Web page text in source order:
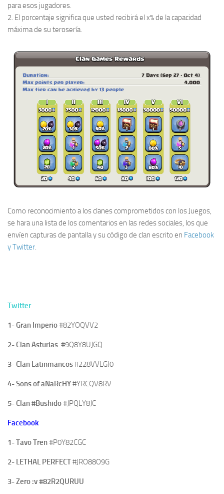
para esos jugadores.
2. El porcentaje significa que usted recibirá el x% de la capacidad
máxima de su terosería.
Como reconocimiento a los clanes comprometidos con los Juegos,
se hara una lista de los comentarios en las redes sociales, los que
envíen capturas de pantalla y su código de clan escrito en Facebook
y Twitter.
Twitter
1- Gran Imperio#82YOQVV2
2- Clan Asturias #9Q8Y8UJGQ
3- Clan Latinmancos#228VVLGJ0
4- Sons of aNaRcHY#YRCQV8RV
5- Clan #Bushido#JPQLY8JC
Facebook
1- Tavo Tren#P0Y82CGC
2- LETHAL PERFECT#JRO88O9G
3- Zero :v#82R2QURUU